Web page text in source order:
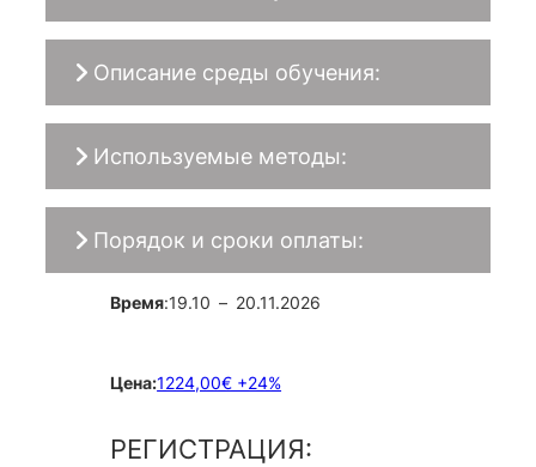
Описание среды обучения:
Используемые методы:
Порядок и сроки оплаты:
Время:19.10 – 20.11.2026
Цена:1224,00€ +24%
РЕГИСТРАЦИЯ: